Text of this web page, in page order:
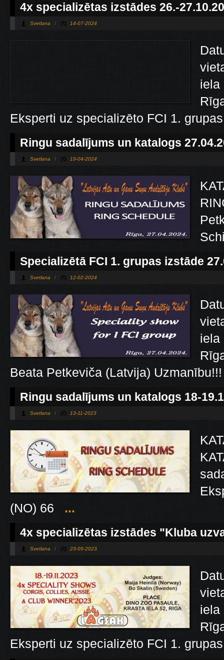
4х specializētas izstādes 26.-
Svetlana / 14-07-2024
iela
Eksperti uz specializēto FCI 1.
Ringu sadalījums un katalogs
Svetlana / 19-04-2024
Specializētā FCI 1. grupas izstāde
Svetlana / 12-02-2024
iela
Beata Petkeviča (Latvija)
Ringu sadalījums un katalogs 18-
Svetlana / 13-11-2023
(NO) 66
...
4х specializētas izstādes "Kluba
Svetlana / 23-09-2023
iela
Eksperti uz specializēto FCI 1.